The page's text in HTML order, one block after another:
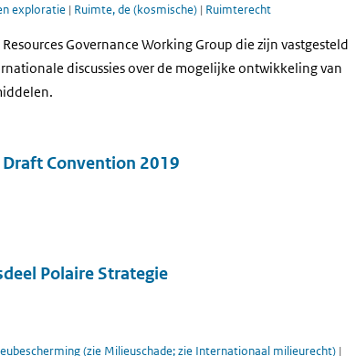
exploratie | Ruimte, de (kosmische) | Ruimterecht
Governance Working Group die zijn vastgesteld
discussies over de mogelijke ontwikkeling van
Convention 2019
Polaire Strategie
(zie Milieuschade; zie Internationaal milieurecht) |